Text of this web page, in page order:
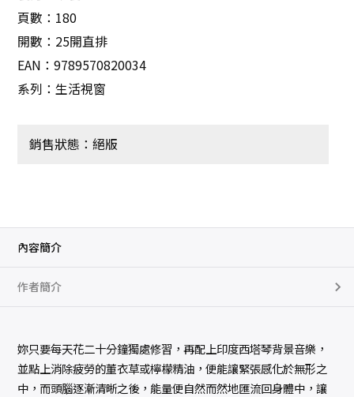
頁數：180
開數：25開直排
EAN：9789570820034
系列：生活視窗
銷售狀態：絕版
內容簡介
作者簡介
妳只要每天花二十分鐘獨處修習，再配上印度西塔琴背景音樂，
並點上消除疲勞的董衣草或檸檬精油，便能讓緊張感化於無形之
中，而頭腦逐漸清晰之後，能量便自然而然地匯流回身體中，讓